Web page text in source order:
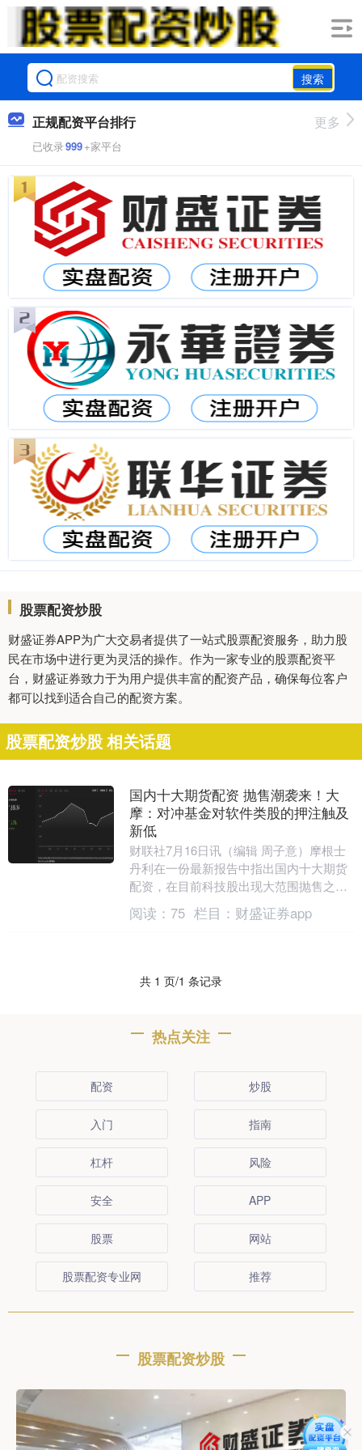
搜索
正规配资平台排行
已收录999+家平台
更多
股票配资炒股
财盛证券APP为广大交易者提供了一站式股票配资服务，助力股
民在市场中进行更为灵活的操作。作为一家专业的股票配资平
台，财盛证券致力于为用户提供丰富的配资产品，确保每位客户
都可以找到适合自己的配资方案。
股票配资炒股 相关话题
国内十大期货配资 抛售潮袭来！大
摩：对冲基金对软件类股的押注触及
新低
财联社7月16日讯（编辑 周子意）摩根士
丹利在一份最新报告中指出国内十大期货
配资，在目前科技股出现大范围抛售之
际，上周全球对冲基金对美国软件类股的
敞口触及多年来....
阅读： 75 栏目： 财盛证券app
共 1 页/1 条记录
热点关注
配资 炒股
入门 指南
杠杆 风险
安全 APP
股票 网站
股票配资专业网 推荐
股票配资炒股